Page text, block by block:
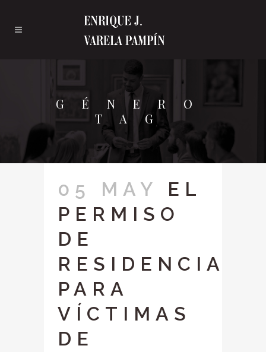
GÉNERO
TAG
05 MAY
EL
PERMISO
DE
RESIDENCIA
PARA
VÍCTIMAS
DE